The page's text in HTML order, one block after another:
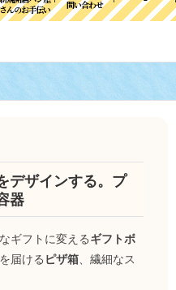
んのお手伝い
問い合わせ
デザインする。プ
器
ギフトに変えるギフトボ
届ける ピザ箱、繊細なス